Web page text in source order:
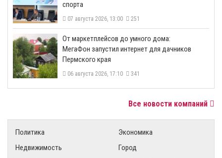
спорта
07 августа 2026, 13:00 251
От маркетплейсов до умного дома:
МегаФон запустил интернет для дачников
Пермского края
06 августа 2026, 17:10 341
Все новости компаний
Политика
Экономика
Недвижимость
Город